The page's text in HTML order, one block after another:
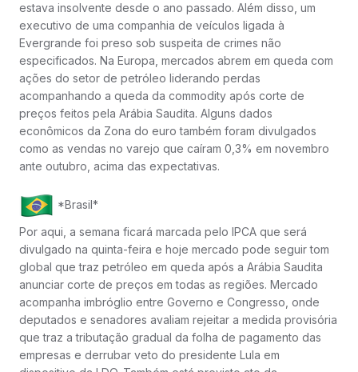
estava insolvente desde o ano passado. Além disso, um
executivo de uma companhia de veículos ligada à
Evergrande foi preso sob suspeita de crimes não
especificados. Na Europa, mercados abrem em queda com
ações do setor de petróleo liderando perdas
acompanhando a queda da commodity após corte de
preços feitos pela Arábia Saudita. Alguns dados
econômicos da Zona do euro também foram divulgados
como as vendas no varejo que caíram 0,3% em novembro
ante outubro, acima das expectativas.
*Brasil*
Por aqui, a semana ficará marcada pelo IPCA que será
divulgado na quinta-feira e hoje mercado pode seguir tom
global que traz petróleo em queda após a Arábia Saudita
anunciar corte de preços em todas as regiões. Mercado
acompanha imbróglio entre Governo e Congresso, onde
deputados e senadores avaliam rejeitar a medida provisória
que traz a tributação gradual da folha de pagamento das
empresas e derrubar veto do presidente Lula em